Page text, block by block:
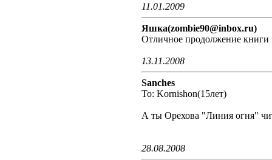
11.01.2009
Яшка(zombie90@inbox.ru)
Отличное продолжение
13.11.2008
Sanches
To: Kornishon(15лет)
А ты Орехова "Линия огня"
28.08.2008